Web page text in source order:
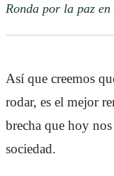
Ronda por la paz
Así que creemos
rodar, es el mejor
brecha que hoy nos
sociedad.